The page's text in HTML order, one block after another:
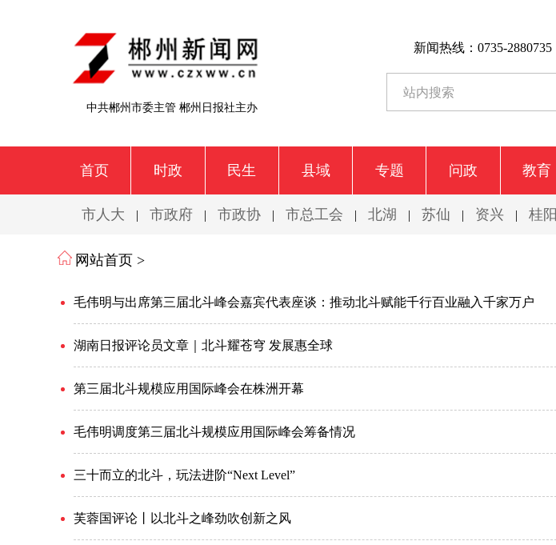
中共郴州市委主管 郴州日报社主办
新闻热线：0735-2880735
首页 时政 民生 县域 专题 问政 教育
市人大 | 市政府 | 市政协 | 市总工会 | 北湖 | 苏仙 | 资兴 | 桂阳
网站首页 >
毛伟明与出席第三届北斗峰会嘉宾代表座谈：推动北斗赋能千行百业融入千家万户
湖南日报评论员文章｜北斗耀苍穹 发展惠全球
第三届北斗规模应用国际峰会在株洲开幕
毛伟明调度第三届北斗规模应用国际峰会筹备情况
三十而立的北斗，玩法进阶“Next Level”
芙蓉国评论丨以北斗之峰劲吹创新之风